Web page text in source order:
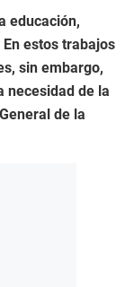
educación,
estos trabajos
sin embargo,
necesidad de la
General de la